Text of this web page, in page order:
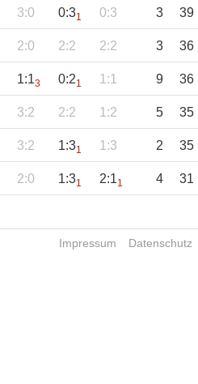
3:0 0:31 0:3 3 39
2:0 2:2 2:2 3 36
1:13 0:21 1:1 9 36
3:2 2:2 1:2 5 35
3:2 1:31 1:3 2 35
2:0 1:31 2:11 4 31
Impressum Datenschutz